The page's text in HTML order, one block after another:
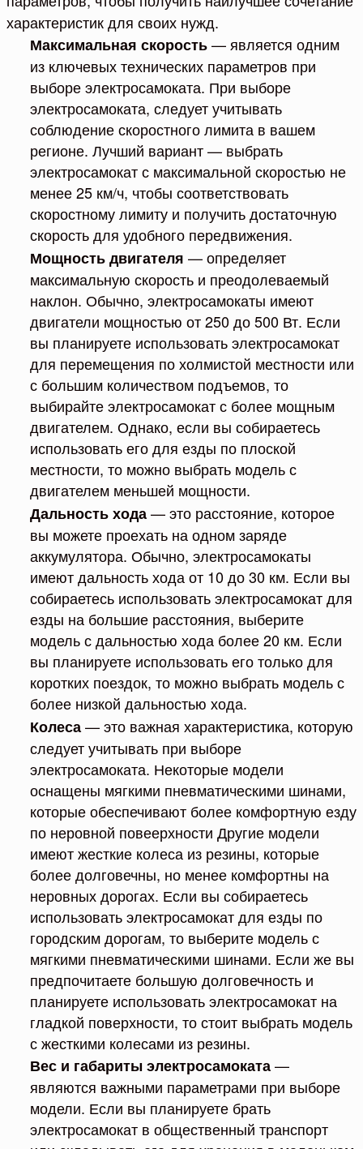
характеристик для своих нужд.
Максимальная скорость— является одним
из ключевых технических параметров при
выборе электросамоката. При выборе
электросамоката, следует учитывать
соблюдение скоростного лимита в вашем
регионе. Лучший вариант — выбрать
электросамокат с максимальной скоростью не
менее 25 км/ч, чтобы соответствовать
скоростному лимиту и получить достаточную
скорость для удобного передвижения.
Мощность двигателя — определяет
максимальную скорость и преодолеваемый
наклон. Обычно, электросамокаты имеют
двигатели мощностью от 250 до 500 Вт. Если
вы планируете использовать электросамокат
для перемещения по холмистой местности или
с большим количеством подъемов, то
выбирайте электросамокат с более мощным
двигателем. Однако, если вы собираетесь
использовать его для езды по плоской
местности, то можно выбрать модель с
двигателем меньшей мощности.
Дальность хода— это расстояние, которое
вы можете проехать на одном заряде
аккумулятора. Обычно, электросамокаты
имеют дальность хода от 10 до 30 км. Если вы
собираетесь использовать электросамокат для
езды на большие расстояния, выберите
модель с дальностью хода более 20 км. Если
вы планируете использовать его только для
коротких поездок, то можно выбрать модель с
более низкой дальностью хода.
Колеса— это важная характеристика, которую
следует учитывать при выборе
электросамоката. Некоторые модели
оснащены мягкими пневматическими шинами,
которые обеспечивают более комфортную езду
по неровной повеерхности Другие модели
имеют жесткие колеса из резины, которые
более долговечны, но менее комфортны на
неровных дорогах. Если вы собираетесь
использовать электросамокат для езды по
городским дорогам, то выберите модель с
мягкими пневматическими шинами. Если же вы
предпочитаете большую долговечность и
планируете использовать электросамокат на
гладкой поверхности, то стоит выбрать модель
с жесткими колесами из резины.
Вес и габариты электросамоката—
являются важными параметрами при выборе
модели. Если вы планируете брать
электросамокат в общественный транспорт